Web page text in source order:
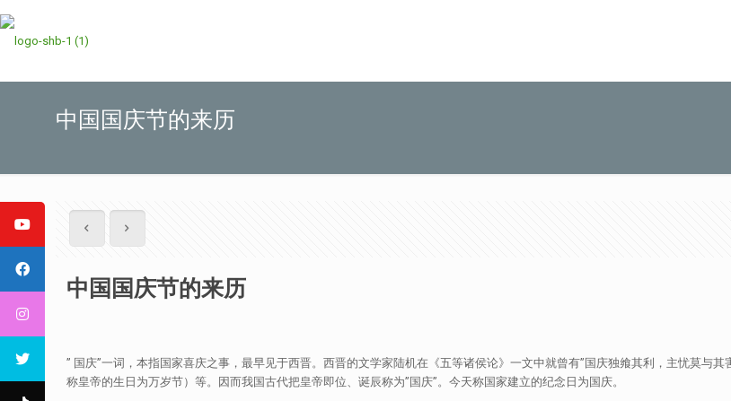
中国国庆节的来历
中国国庆节的来历
” 国庆”一词，本指国家喜庆之事，最早见于西晋。西晋的文学家陆机在《五等诸侯论》一文中就曾有”国庆独飨其利，主忧莫与
称皇帝的生日为万岁节）等。因而我国古代把皇帝即位、诞辰称为”国庆”。今天称国家建立的纪念日为国庆。